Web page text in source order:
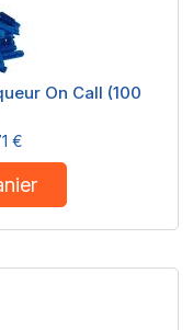
On Call (100
€